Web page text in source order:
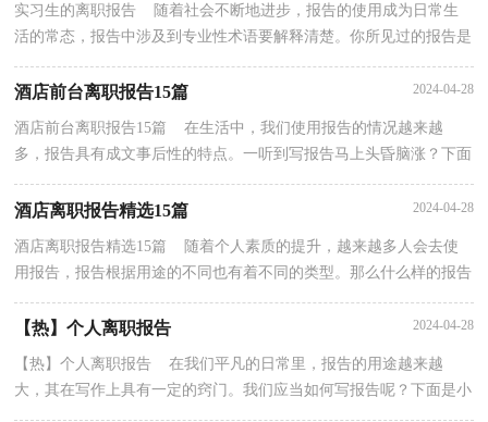
实习生的离职报告 随着社会不断地进步，报告的使用成为日常生
活的常态，报告中涉及到专业性术语要解释清楚。你所见过的报告是
酒店前台离职报告15篇 2024-04-28
酒店前台离职报告15篇 在生活中，我们使用报告的情况越来越
多，报告具有成文事后性的特点。一听到写报告马上头昏脑涨？下面
是小编为大家整理的酒店前台离职报告，欢迎阅读与收藏...
酒店离职报告精选15篇 2024-04-28
酒店离职报告精选15篇 随着个人素质的提升，越来越多人会去使
用报告，报告根据用途的不同也有着不同的类型。那么什么样的报告
【热】个人离职报告 2024-04-28
【热】个人离职报告 在我们平凡的日常里，报告的用途越来越
大，其在写作上具有一定的窍门。我们应当如何写报告呢？下面是小
编精心整理的个人离职报告，欢迎大家分享。个人离职报...